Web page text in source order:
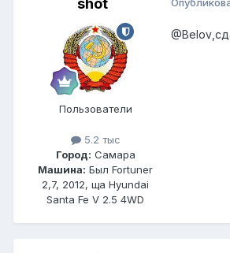
shot
Пользователи
5.2 тыс
Город: Самара
Машина: Был Fortuner
2,7, 2012, ща Hyundai
Santa Fe V 2.5 4WD
@Belov